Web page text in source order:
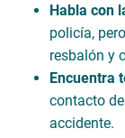
Habla con
policía,
resbalón y
Encuentra
contacto
accidente.